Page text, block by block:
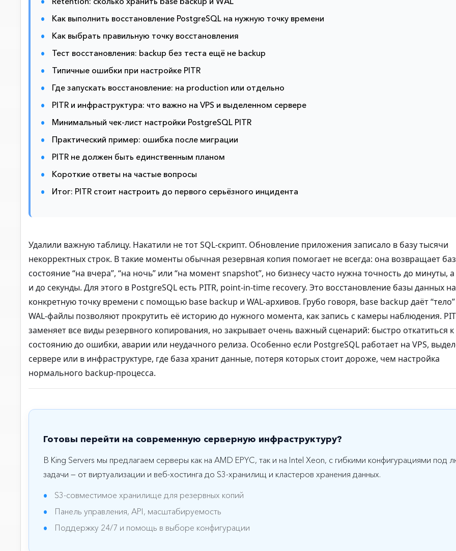
Как выполнить восстановление PostgreSQL на нужную точку времени
Как выбрать правильную точку восстановления
Тест восстановления: backup без теста ещё не backup
Типичные ошибки при настройке PITR
Где запускать восстановление: на production или отдельно
PITR и инфраструктура: что важно на VPS и выделенном сервере
Минимальный чек-лист настройки PostgreSQL PITR
Практический пример: ошибка после миграции
PITR не должен быть единственным планом
Короткие ответы на частые вопросы
Итог: PITR стоит настроить до первого серьёзного инцидента
Удалили важную таблицу. Накатили не тот SQL-скрипт. Обновление приложения записало в базу тысячи
некорректных строк. В такие моменты обычная резервная копия помогает не всегда: она возвращает
состояние “на вчера”, “на ночь” или “на момент snapshot”, но бизнесу часто нужна точность до минуты,
и до секунды. Для этого в PostgreSQL есть PITR, point-in-time recovery. Это восстановление базы данных на
конкретную точку времени с помощью base backup и WAL-архивов. Грубо говоря, base backup даёт
WAL-файлы позволяют прокрутить её историю до нужного момента, как запись с камеры наблюдения.
заменяет все виды резервного копирования, но закрывает очень важный сценарий: быстро откатиться к
состоянию до ошибки, аварии или неудачного релиза. Особенно если PostgreSQL работает на VPS,
сервере или в инфраструктуре, где база хранит данные, потеря которых стоит дороже, чем настройка
нормального backup-процесса.
Готовы перейти на современную серверную инфраструктуру?
В King Servers мы предлагаем серверы как на AMD EPYC, так и на Intel Xeon, с гибкими конфигурациями под
задачи — от виртуализации и веб-хостинга до S3-хранилищ и кластеров хранения данных.
S3-совместимое хранилище для резервных копий
Панель управления, API, масштабируемость
Поддержку 24/7 и помощь в выборе конфигурации